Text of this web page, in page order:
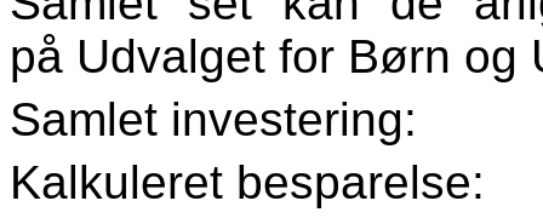
på Udvalget for Børn og
Samlet
Kalkuleret